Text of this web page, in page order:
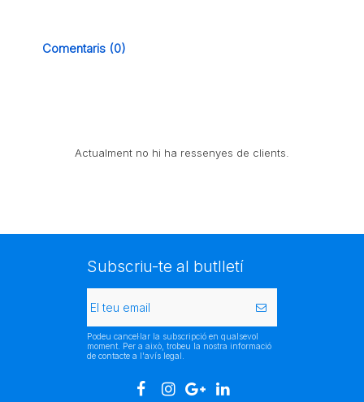
Comentaris (0)
Actualment no hi ha ressenyes de clients.
Subscriu-te al butlletí
Podeu cancel·lar la subscripció en qualsevol
moment. Per a això, trobeu la nostra informació
de contacte a l'avís legal.